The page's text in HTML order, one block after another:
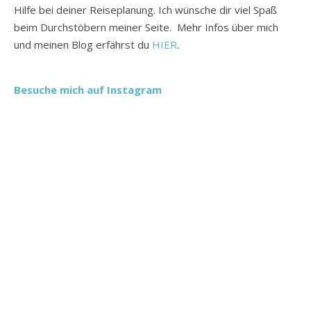
Hilfe bei deiner Reiseplanung. Ich wünsche dir viel Spaß
beim Durchstöbern meiner Seite. Mehr Infos über mich
und meinen Blog erfährst du HIER.
Besuche mich auf Instagram